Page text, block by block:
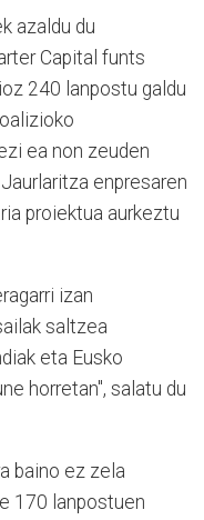
azaldu du
Capital funts
240 lanpostu galdu
ea non zeuden
enpresaren
proiektua aurkeztu
izan
saltzea
eta Eusko
horretan", salatu du
baino ez zela
170 lanpostuen